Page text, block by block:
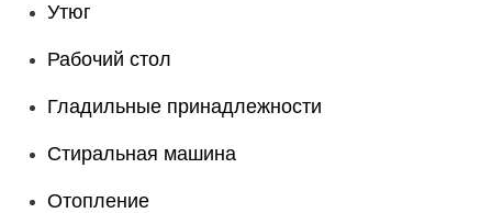
Утюг
Рабочий стол
Гладильные принадлежности
Стиральная машина
Отопление